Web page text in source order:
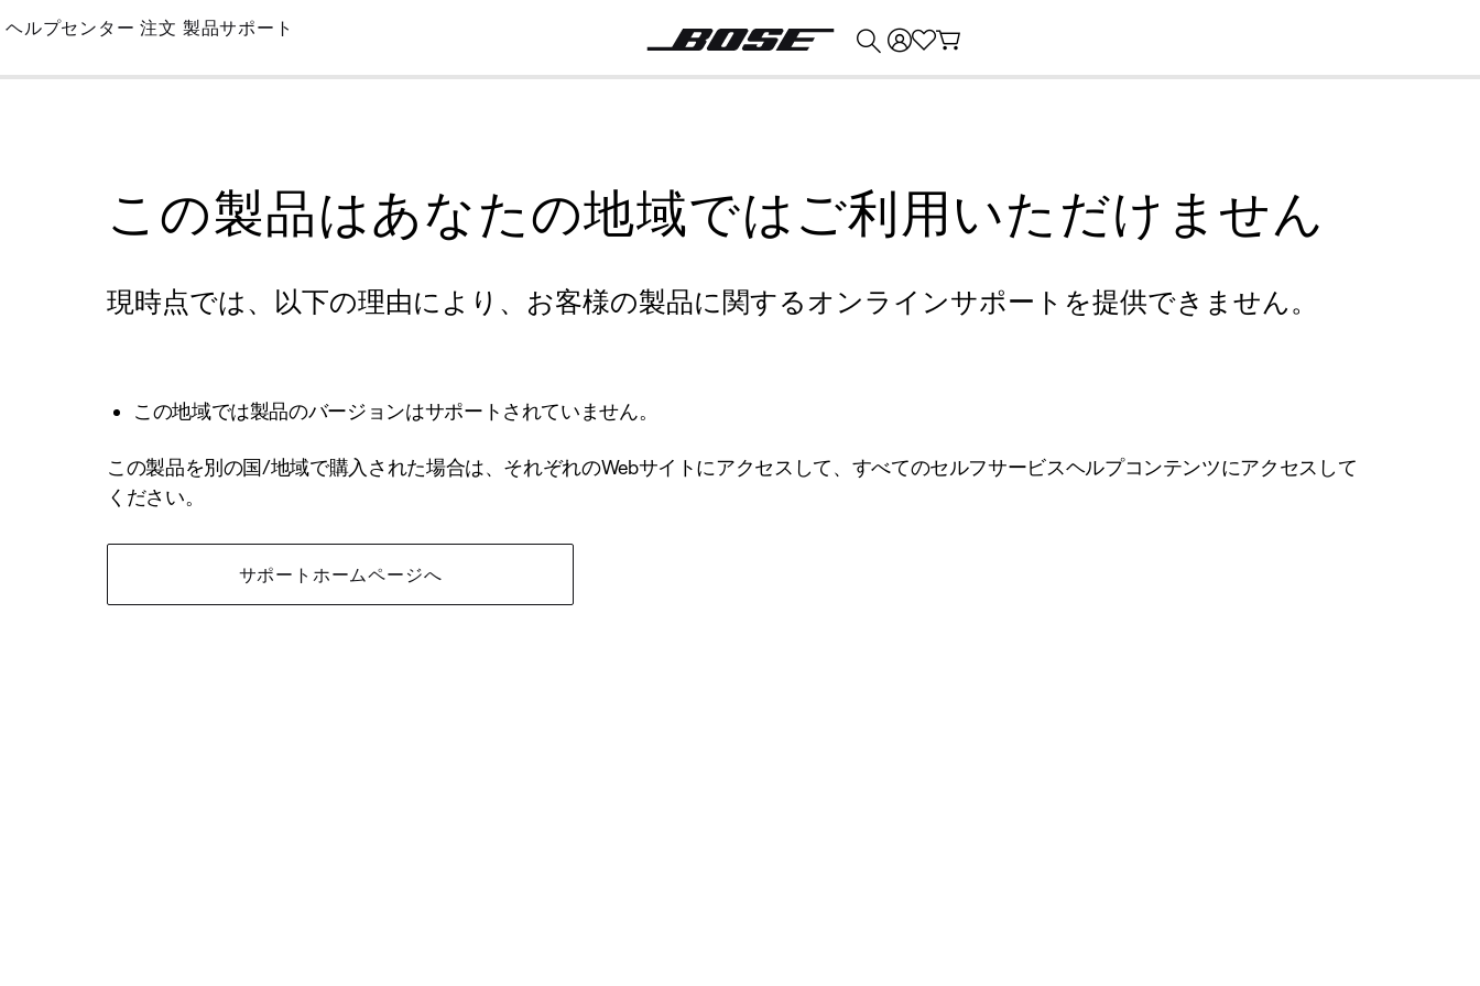
Skip
Main
ヘルプセンター 注文 製品サポート
この製品はあなたの地域ではご利用いただけません
現時点では、以下の理由により、お客様の製品に関するオンラインサポートを提供できません。
この地域では製品のバージョンはサポートされていません。
この製品を別の国/地域で購入された場合は、それぞれのWebサイトにアクセスして、すべてのセルフサービスヘルプコンテンツにアクセスして
ください。
サポートホームページへ